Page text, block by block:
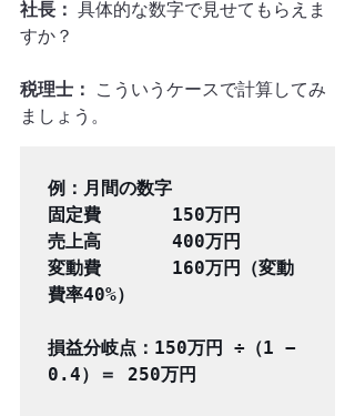
社長： 具体的な数字で見せてもらえま
すか？
税理士：
こういうケースで計算してみ
ましょう。
例：月間の数字
固定費　　　　150万円
売上高　　　　400万円
変動費　　　　160万円（変動
費率40%）
損益分岐点：150万円 ÷（1 −
0.4）＝ 250万円